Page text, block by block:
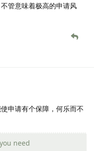
管意味着极高的申请风
申请有个保障，何乐而不
need